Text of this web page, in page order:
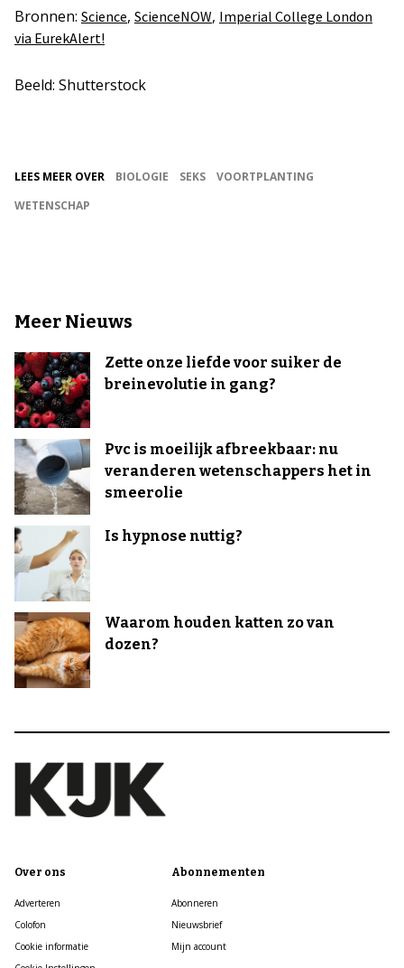
Bronnen: Science, ScienceNOW, Imperial College London
via EurekAlert!
Beeld: Shutterstock
LEES MEER OVER BIOLOGIE SEKS
VOORTPLANTING
WETENSCHAP
Meer Nieuws
Zette onze liefde voor suiker de
breinevolutie in gang?
Pvc is moeilijk afbreekbaar: nu
veranderen wetenschappers het in
smeerolie
Is hypnose nuttig?
Waarom houden katten zo van
dozen?
Over ons
Adverteren
Colofon
Cookie informatie
Abonnementen
Abonneren
Nieuwsbrief
Mijn account